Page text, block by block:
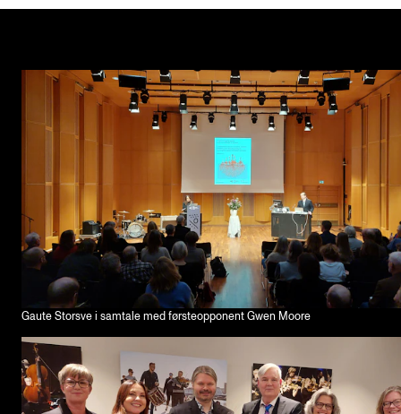
Gaute Storsve i samtale med førsteopponent Gwen Moore